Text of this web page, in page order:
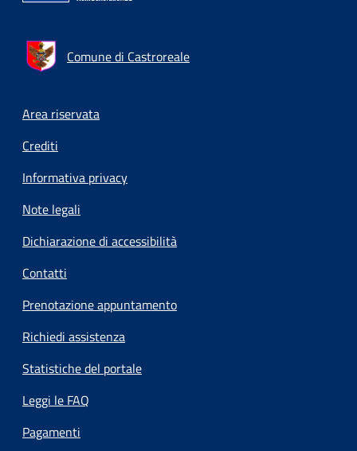
Comune di Castroreale
Footer menu
Area riservata
Crediti
Informativa privacy
Note legali
Dichiarazione di accessibilità
Contatti
Prenotazione appuntamento
Richiedi assistenza
Statistiche del portale
Leggi le FAQ
Pagamenti